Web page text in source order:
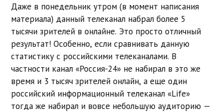
Даже в понедельник утром (в момент написания
материала) данный телеканал набрал более 5
тысячи зрителей в онлайне. Это просто отличный
результат! Особенно, если сравнивать данную
статистику с российскими телеканалами. В
частности канал «Россия-24» не набирал в это же
время и 3 тысяч зрителей онлайн, а еще один
российский информационный телеканал «Life»
тогда же набирал и вовсе небольшую аудиторию —